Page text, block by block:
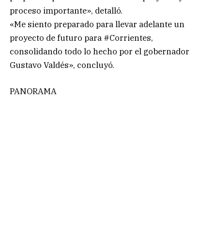
proceso importante», detalló.
«Me siento preparado para llevar adelante un
proyecto de futuro para #Corrientes,
consolidando todo lo hecho por el gobernador
Gustavo Valdés», concluyó.
PANORAMA